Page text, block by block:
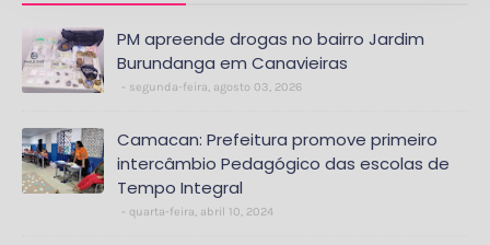
PM apreende drogas no bairro Jardim
Burundanga em Canavieiras
segunda-feira, agosto 03, 2026
Camacan: Prefeitura promove primeiro
intercâmbio Pedagógico das escolas de
Tempo Integral
quarta-feira, abril 10, 2024